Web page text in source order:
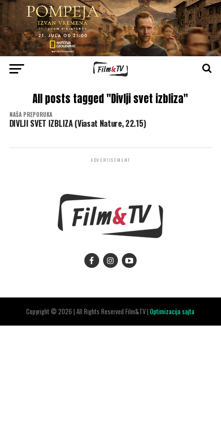
All posts tagged "Divlji svet izbliza"
NAŠA PREPORUKA
DIVLJI SVET IZBLIZA (Viasat Nature, 22.15)
ADVERTISEMENT
Copyright © 2026 | All Rights Reserved Film&TV |Optimizacija sajta